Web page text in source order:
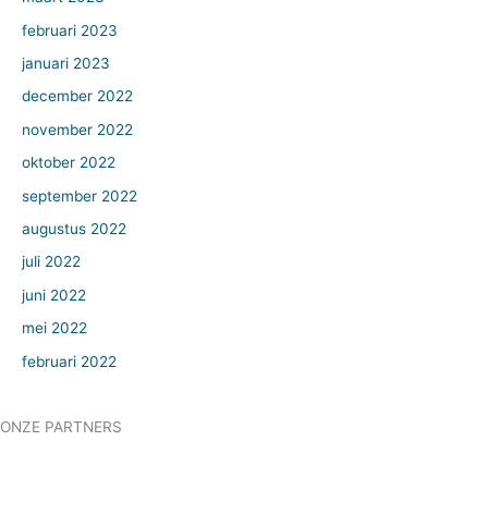
februari 2023
januari 2023
december 2022
november 2022
oktober 2022
september 2022
augustus 2022
juli 2022
juni 2022
mei 2022
februari 2022
ONZE PARTNERS